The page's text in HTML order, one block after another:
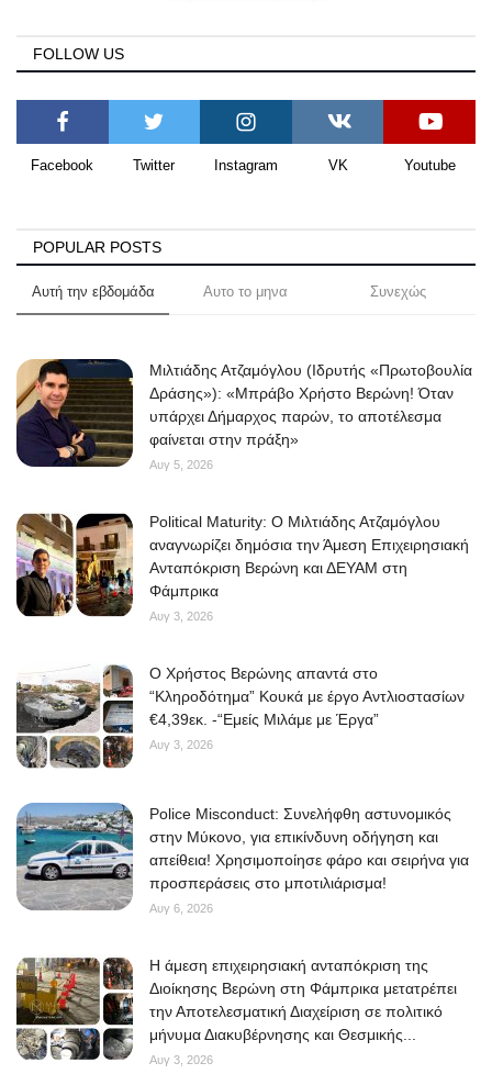
FOLLOW US
Facebook Twitter Instagram VK Youtube
POPULAR POSTS
Αυτή την εβδομάδα Αυτο το μηνα Συνεχώς
Μιλτιάδης Ατζαμόγλου (Ιδρυτής «Πρωτοβουλία
Δράσης»): «Μπράβο Χρήστο Βερώνη! Όταν
υπάρχει Δήμαρχος παρών, το αποτέλεσμα
φαίνεται στην πράξη»
Αυγ 5, 2026
Political Maturity: Ο Μιλτιάδης Ατζαμόγλου
αναγνωρίζει δημόσια την Άμεση Επιχειρησιακή
Ανταπόκριση Βερώνη και ΔΕΥΑΜ στη
Φάμπρικα
Αυγ 3, 2026
O Χρήστος Βερώνης απαντά στο
“Κληροδότημα” Κουκά με έργο Αντλιοστασίων
€4,39εκ. -“Εμείς Μιλάμε με Έργα”
Αυγ 3, 2026
Police Misconduct: Συνελήφθη αστυνομικός
στην Μύκονο, για επικίνδυνη οδήγηση και
απείθεια! Χρησιμοποίησε φάρο και σειρήνα για
προσπεράσεις στο μποτιλιάρισμα!
Αυγ 6, 2026
Η άμεση επιχειρησιακή ανταπόκριση της
Διοίκησης Βερώνη στη Φάμπρικα μετατρέπει
την Αποτελεσματική Διαχείριση σε πολιτικό
μήνυμα Διακυβέρνησης και Θεσμικής...
Αυγ 3, 2026